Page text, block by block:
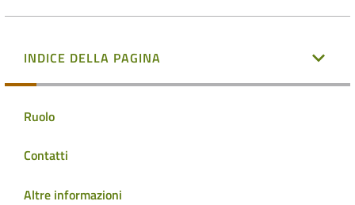
INDICE DELLA PAGINA
Ruolo
Contatti
Altre informazioni